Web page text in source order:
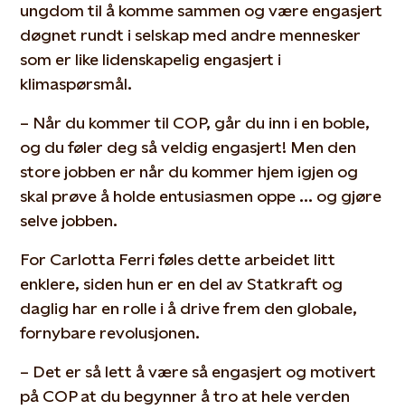
ungdom til å komme sammen og være engasjert
døgnet rundt i selskap med andre mennesker
som er like lidenskapelig engasjert i
klimaspørsmål.
– Når du kommer til COP, går du inn i en boble,
og du føler deg så veldig engasjert! Men den
store jobben er når du kommer hjem igjen og
skal prøve å holde entusiasmen oppe ... og gjøre
selve jobben.
For Carlotta Ferri føles dette arbeidet litt
enklere, siden hun er en del av Statkraft og
daglig har en rolle i å drive frem den globale,
fornybare revolusjonen.
– Det er så lett å være så engasjert og motivert
på COP at du begynner å tro at hele verden